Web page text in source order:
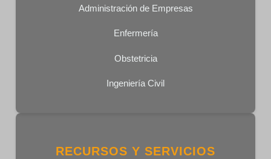
Administración de Empresas
Enfermería
Obstetricia
Ingeniería Civil
RECURSOS Y SERVICIOS